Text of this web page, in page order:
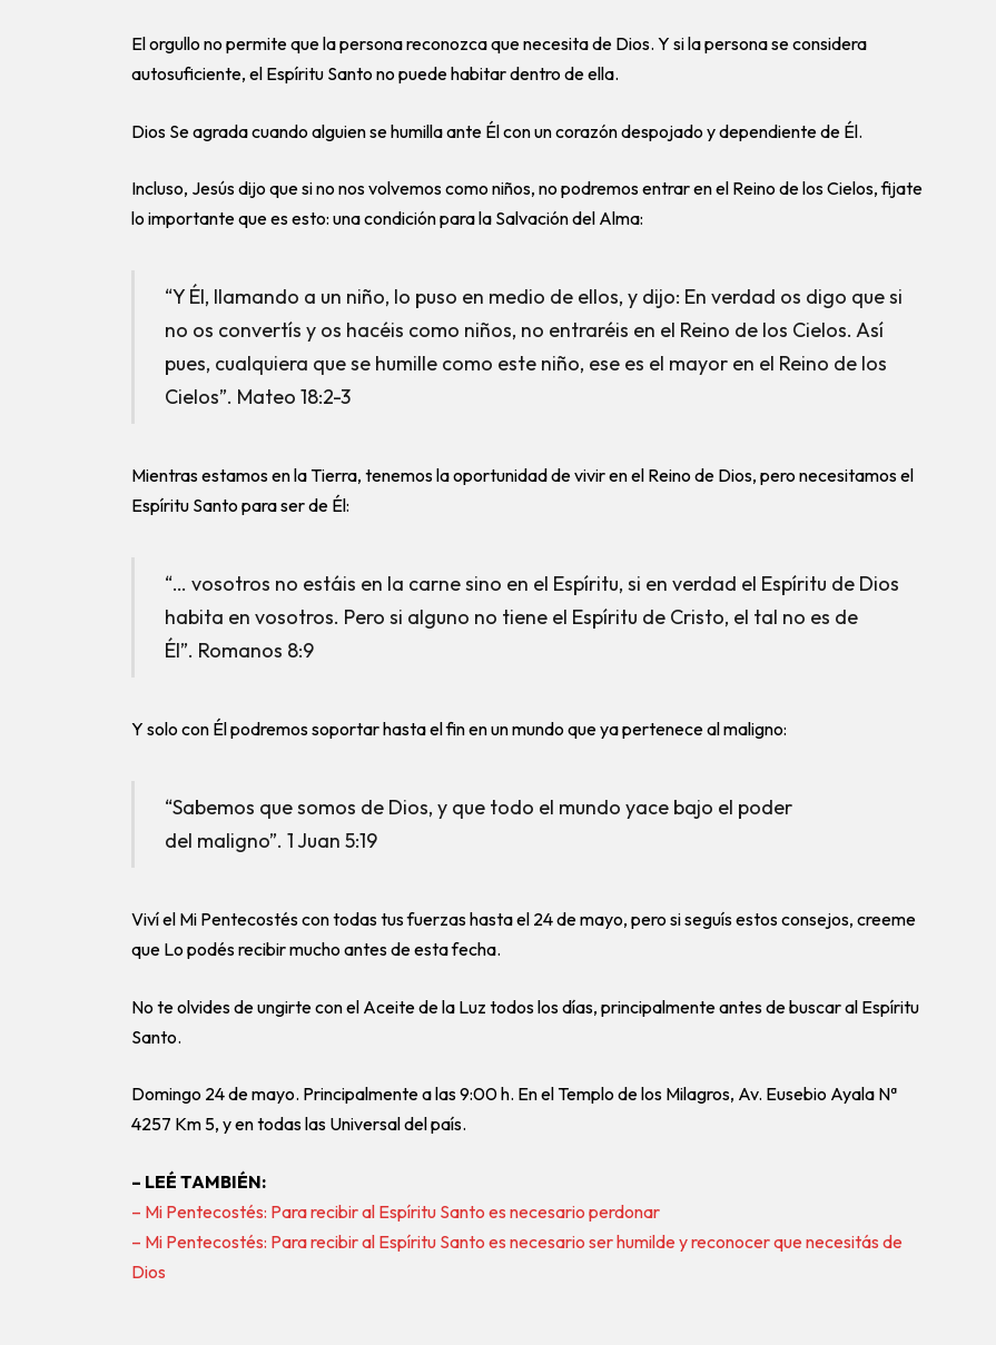
El orgullo no permite que la persona reconozca que necesita de Dios. Y si la persona se considera
autosuficiente, el Espíritu Santo no puede habitar dentro de ella.
Dios Se agrada cuando alguien se humilla ante Él con un corazón despojado y dependiente de Él.
Incluso, Jesús dijo que si no nos volvemos como niños, no podremos entrar en el Reino de los Cielos, fijate
lo importante que es esto: una condición para la Salvación del Alma:
“Y Él, llamando a un niño, lo puso en medio de ellos, y dijo: En verdad os digo que si
no os convertís y os hacéis como niños, no entraréis en el Reino de los Cielos. Así
pues, cualquiera que se humille como este niño, ese es el mayor en el Reino de los
Cielos”. Mateo 18:2-3
Mientras estamos en la Tierra, tenemos la oportunidad de vivir en el Reino de Dios, pero necesitamos el
Espíritu Santo para ser de Él:
“… vosotros no estáis en la carne sino en el Espíritu, si en verdad el Espíritu de Dios
habita en vosotros. Pero si alguno no tiene el Espíritu de Cristo, el tal no es de
Él”. Romanos 8:9
Y solo con Él podremos soportar hasta el fin en un mundo que ya pertenece al maligno:
“Sabemos que somos de Dios, y que todo el mundo yace bajo el poder
del maligno”. 1 Juan 5:19
Viví el Mi Pentecostés con todas tus fuerzas hasta el 24 de mayo, pero si seguís estos consejos, creeme
que Lo podés recibir mucho antes de esta fecha.
No te olvides de ungirte con el Aceite de la Luz todos los días, principalmente antes de buscar al Espíritu
Santo.
Domingo 24 de mayo. Principalmente a las 9:00 h. En el Templo de los Milagros, Av. Eusebio Ayala Nª
4257 Km 5, y en todas las Universal del país.
– LEÉ TAMBIÉN:
– Mi Pentecostés: Para recibir al Espíritu Santo es necesario perdonar
– Mi Pentecostés: Para recibir al Espíritu Santo es necesario ser humilde y reconocer que necesitás de
Dios